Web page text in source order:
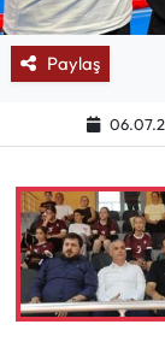
Paylaş
Spor
Mektup
Ekonomi
Sağlık
Turizm